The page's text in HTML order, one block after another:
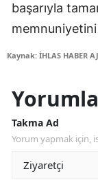
başarıyla
Kaynak: İHLAS HABER
Takma Ad
Yorum yapmak için,